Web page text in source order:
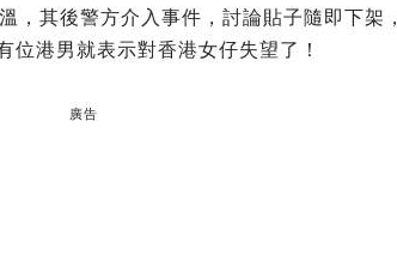
，其後警方介入事件，討論貼子隨即下架
港男就表示對香港女仔失望了！
廣告